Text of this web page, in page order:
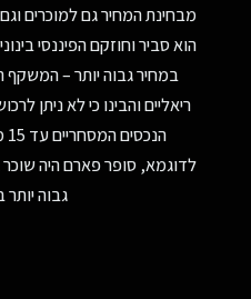
מבחינת המחיר גם למוכרים
הוא סביר וחוזקם הפיננסי
במחיר גבוה יותר – המשקף
ריאליים והבינו כי לא ניתן
לדוגמא, סופר פארם היה שוכר
גבוה יותר ב-15% כלומר בתשואה